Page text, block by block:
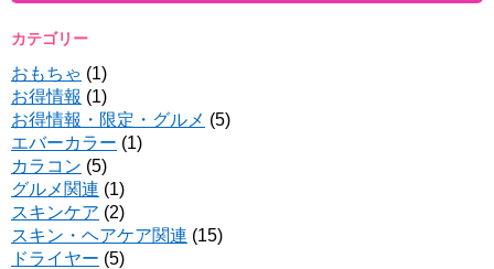
カテゴリー
おもちゃ (1)
お得情報 (1)
お得情報・限定・グルメ (5)
エバーカラー (1)
カラコン (5)
グルメ関連 (1)
スキンケア (2)
スキン・ヘアケア関連 (15)
ドライヤー (5)